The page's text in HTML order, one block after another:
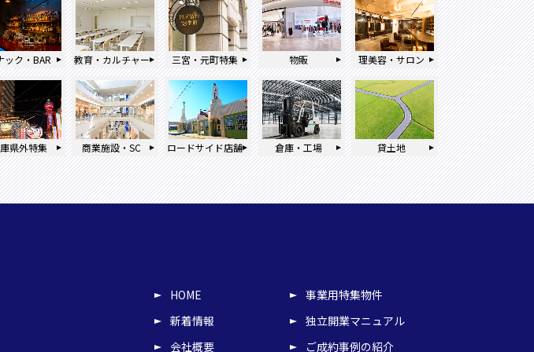
ック・BAR 教育・カルチャー 三宮・元町特集 物販 理美容・サロン
県外特集 商業施設・SC ロードサイド店舗 倉庫・工場 貸土地
HOME
新着情報
会社概要
事業用特集物件
独立開業マニュアル
ご成約事例の紹介